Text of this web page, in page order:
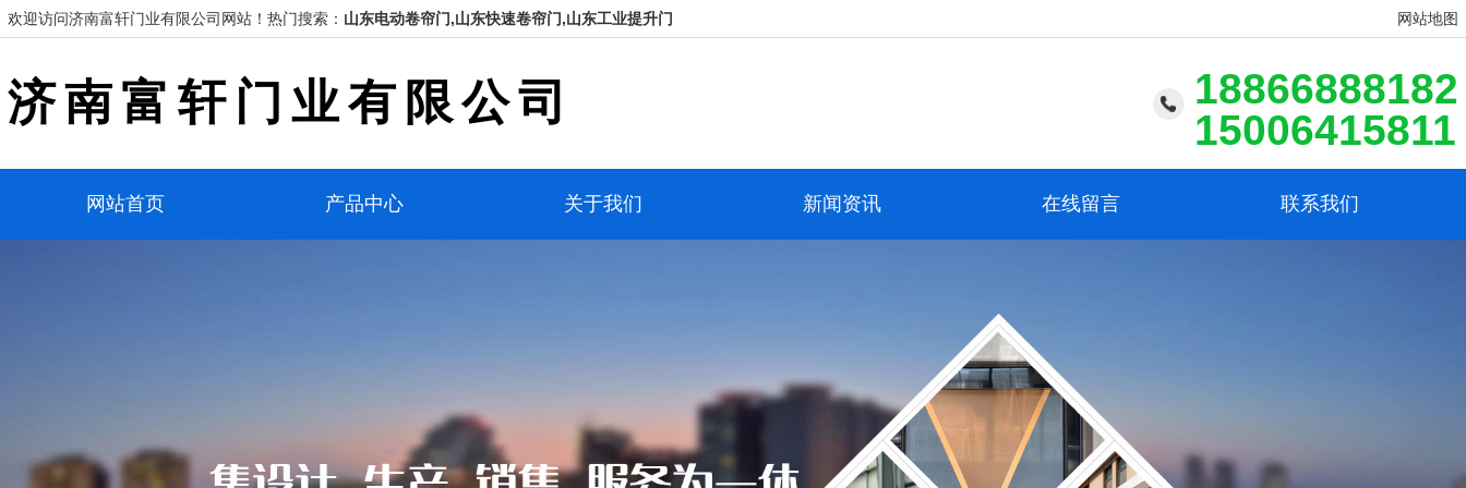
欢迎访问济南富轩门业有限公司网站！ 热门搜索： 山东电动卷帘门,山东快速卷帘门,山东工业提升门 网站地图
济南富轩门业有限公司
18866888182
15006415811
网站首页 产品中心 关于我们 新闻资讯 在线留言 联系我们